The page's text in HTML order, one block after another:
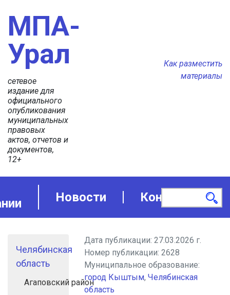
МПА-
Урал
сетевое
издание для
официального
опубликования
муниципальных
правовых
актов, отчетов и
документов,
12+
Как разместить
материалы
Новости Контакты
Челябинская
область
Агаповский район
Дата публикации:27.03.2026 г.
Номер публикации:2628
Муниципальное образование:
город Кыштым,Челябинская
область